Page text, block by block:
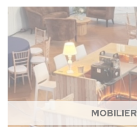
MOBILIER